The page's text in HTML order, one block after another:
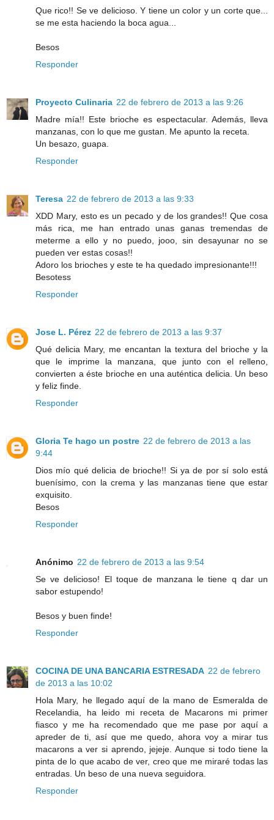
Que rico!! Se ve delicioso. Y tiene un color y un corte que...
se me esta haciendo la boca agua...
Besos
Responder
Proyecto Culinaria 22 de febrero de 2013 a las 9:26
Madre mía!! Este brioche es espectacular. Además, lleva
manzanas, con lo que me gustan. Me apunto la receta.
Un besazo, guapa.
Responder
Teresa 22 de febrero de 2013 a las 9:33
XDD Mary, esto es un pecado y de los grandes!! Que cosa
más rica, me han entrado unas ganas tremendas de
meterme a ello y no puedo, jooo, sin desayunar no se
pueden ver estas cosas!!
Adoro los brioches y este te ha quedado impresionante!!!
Besotess
Responder
Jose L. Pérez 22 de febrero de 2013 a las 9:37
Qué delicia Mary, me encantan la textura del brioche y la
que le imprime la manzana, que junto con el relleno,
convierten a éste brioche en una auténtica delicia. Un beso
y feliz finde.
Responder
Gloria Te hago un postre 22 de febrero de 2013 a las
9:44
Dios mío qué delicia de brioche!! Si ya de por sí solo está
buenísimo, con la crema y las manzanas tiene que estar
exquisito.
Besos
Responder
Anónimo 22 de febrero de 2013 a las 9:54
Se ve delicioso! El toque de manzana le tiene q dar un
sabor estupendo!
Besos y buen finde!
Responder
COCINA DE UNA BANCARIA ESTRESADA 22 de febrero
de 2013 a las 10:02
Hola Mary, he llegado aquí de la mano de Esmeralda de
Recelandia, ha leido mi receta de Macarons mi primer
fiasco y me ha recomendado que me pase por aquí a
apreder de ti, así que me quedo, ahora voy a mirar tus
macarons a ver si aprendo, jejeje. Aunque si todo tiene la
pinta de lo que acabo de ver, creo que me miraré todas las
entradas. Un beso de una nueva seguidora.
Responder